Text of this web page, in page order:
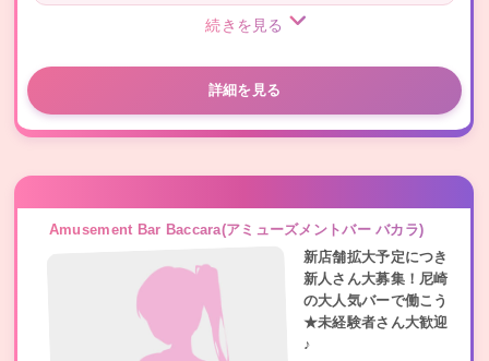
続きを見る
詳細を見る
Amusement Bar Baccara(アミューズメントバー バカラ)
新店舗拡大予定につき
新人さん大募集！尼崎
の大人気バーで働こう
★未経験者さん大歓迎
♪